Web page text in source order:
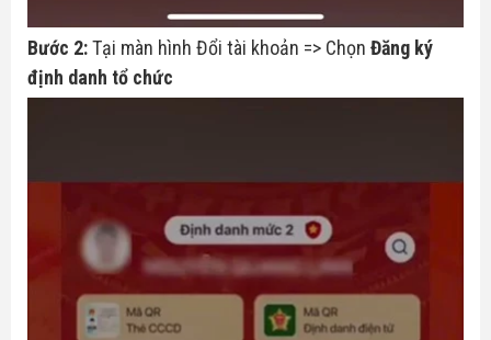
Bước 2:Tại màn hình Đổi tài khoản => Chọn Đăng ký
định danh tổ chức